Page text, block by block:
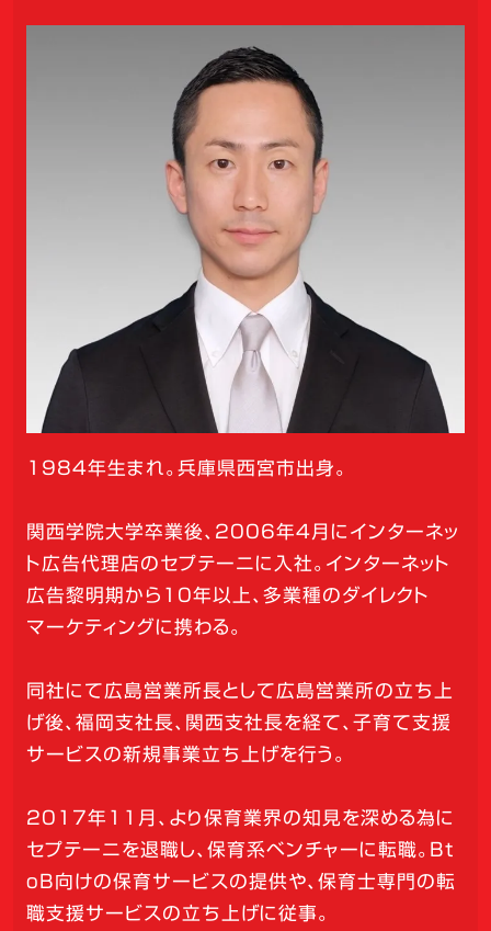
1984年生まれ。兵庫県西宮市出身。
関西学院大学卒業後、2006年4月にインターネッ
ト広告代理店のセプテーニに入社。インターネット
広告黎明期から10年以上、多業種のダイレクト
マーケティングに携わる。
同社にて広島営業所長として広島営業所の立ち上
げ後、福岡支社長、関西支社長を経て、子育て支援
サービスの新規事業立ち上げを行う。
2017年11月、より保育業界の知見を深める為に
セプテーニを退職し、保育系ベンチャーに転職。Bt
oB向けの保育サービスの提供や、保育士専門の転
職支援サービスの立ち上げに従事。